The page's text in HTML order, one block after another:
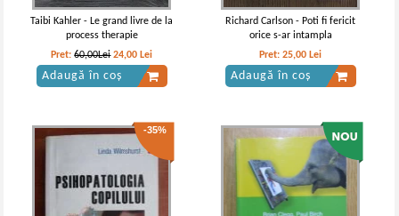
Taibi Kahler - Le grand livre de la
process therapie
Pret:60,00Lei 24,00 Lei
Adaugă în coș
Richard Carlson - Poti fi fericit
orice s-ar intampla
Pret:25,00 Lei
Adaugă în coș
-35%